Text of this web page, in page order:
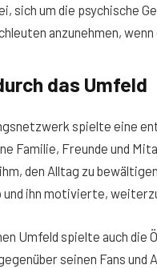
sich um die psychische
anzunehmen,
das Umfeld
spielte eine
Familie, Freunde und
den Alltag zu
ihn motivierte,
Umfeld spielte auch
seinen Fans